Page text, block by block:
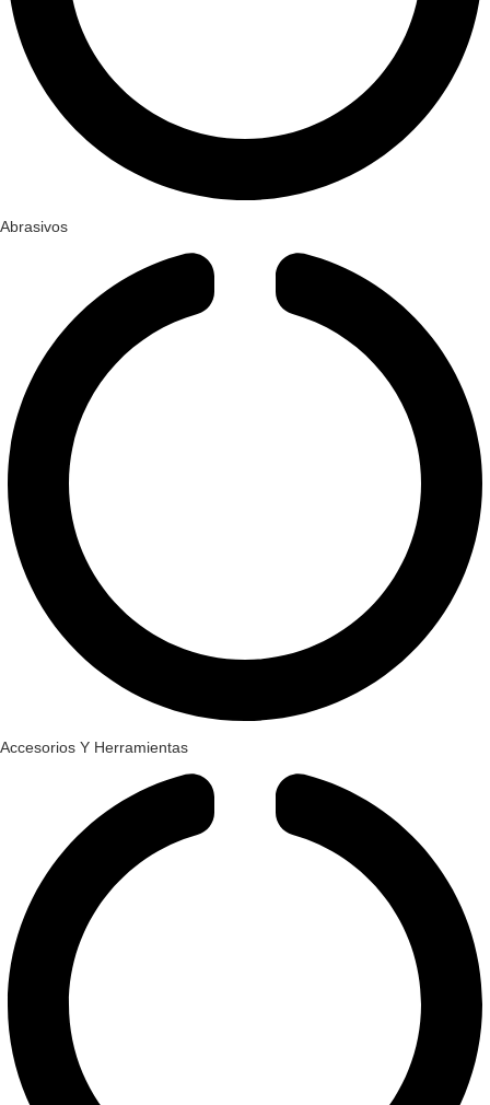
Abrasivos
Accesorios Y Herramientas